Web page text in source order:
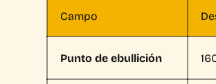
Campo
Punto de ebullición